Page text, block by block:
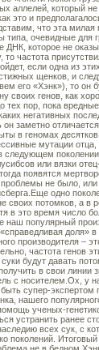
который не
это и
что эта
очевидные для
которое не
частота
если одна из
щенков, и
его «Хэнк»), то он
своих генов, как
пор, пока
негативных
заметно отличается.
в геномах
мутации
или вязки
появятся
не было,
Еще одно
потомков, а в
в это время число
наш популярный
доля»
производителя –
частота генов
будут давать
в свои линии
с носителем.Ох, у
супер-
нашего
ученых-
устранить ранее
всех сук, с
поколений.